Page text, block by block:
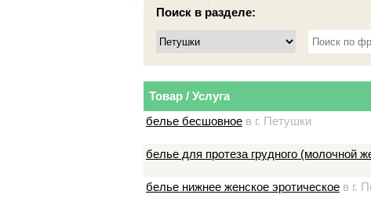
Поиск в разделе:
Товар / Услуга
белье бесшовное в г. Петушки
белье для протеза грудного (молочной
белье нижнее женское эротическое в г.